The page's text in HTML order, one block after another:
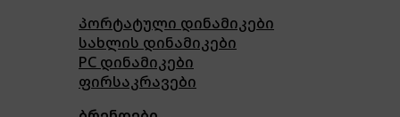
პორტატული დინამიკები
სახლის დინამიკები
PC დინამიკები
ფირსაკრავები